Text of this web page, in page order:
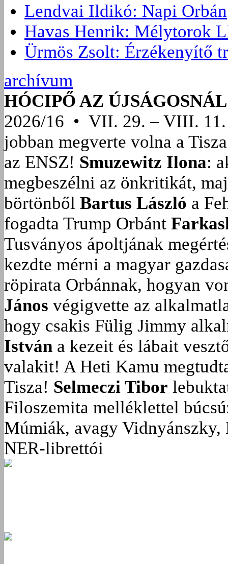
Lendvai Ildikó: Napi Orbán
Havas Henrik: Mélytorok
Ürmös Zsolt: Érzékenyítő
archívum
HÓCIPŐ AZ ÚJSÁGOSNÁL
2026/16 • VII. 29. – VIII. 11.
jobban megverte volna a
az ENSZ! Smuzewitz Ilona:
megbeszélni az önkritikát,
börtönből Bartus László a
fogadta Trump Orbánt
Tusványos ápoltjának
kezdte mérni a magyar
röpirata Orbánnak, hogyan
János végigvette az
hogy csakis Fülig Jimmy
István a kezeit és lábait
valakit! A Heti Kamu
Tisza! Selmeczi Tibor
Filoszemita melléklettel
Múmiák, avagy Vidnyánszky,
NER-librettói